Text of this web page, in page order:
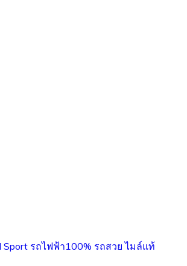
Sport รถไฟฟ้า100% รถสวย ไมล์แท้